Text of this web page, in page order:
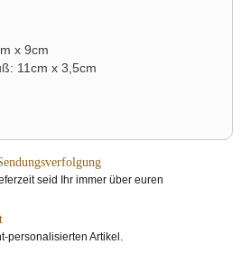
x 9cm
11cm x 3,5cm
seid Ihr immer über euren
personalisierten Artikel.